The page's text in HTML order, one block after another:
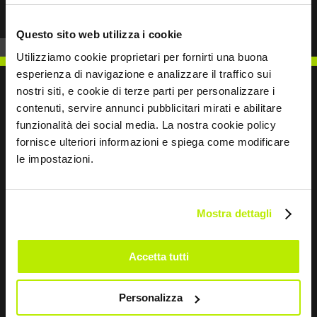
Questo sito web utilizza i cookie
Utilizziamo cookie proprietari per fornirti una buona
esperienza di navigazione e analizzare il traffico sui
nostri siti, e cookie di terze parti per personalizzare i
contenuti, servire annunci pubblicitari mirati e abilitare
funzionalità dei social media. La nostra cookie policy
fornisce ulteriori informazioni e spiega come modificare
le impostazioni.
Mostra dettagli
Accetta tutti
Personalizza
SCRIVICI
this